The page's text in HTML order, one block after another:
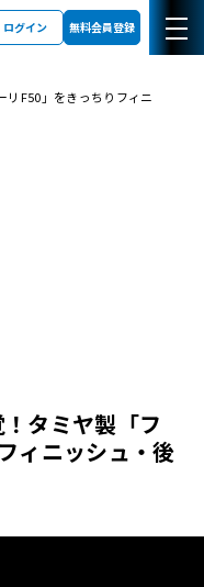
ログイン 無料会員登録
リF50」をきっちりフィニ
タミヤ製「フ
ィニッシュ・後